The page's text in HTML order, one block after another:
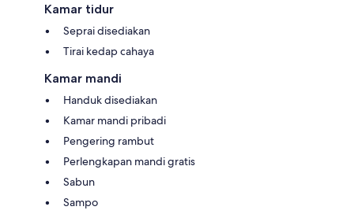
Kamar tidur
Seprai disediakan
Tirai kedap cahaya
Kamar mandi
Handuk disediakan
Kamar mandi pribadi
Pengering rambut
Perlengkapan mandi gratis
Sabun
Sampo